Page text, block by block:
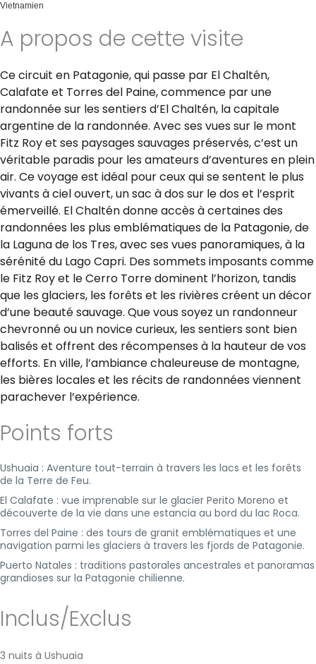
Vietnamien
A propos de cette visite
Ce circuit en Patagonie, qui passe par El Chaltén,
Calafate et Torres del Paine, commence par une
randonnée sur les sentiers d’El Chaltén, la capitale
argentine de la randonnée. Avec ses vues sur le mont
Fitz Roy et ses paysages sauvages préservés, c’est un
véritable paradis pour les amateurs d’aventures en plein
air. Ce voyage est idéal pour ceux qui se sentent le plus
vivants à ciel ouvert, un sac à dos sur le dos et l’esprit
émerveillé. El Chaltén donne accès à certaines des
randonnées les plus emblématiques de la Patagonie, de
la Laguna de los Tres, avec ses vues panoramiques, à la
sérénité du Lago Capri. Des sommets imposants comme
le Fitz Roy et le Cerro Torre dominent l’horizon, tandis
que les glaciers, les forêts et les rivières créent un décor
d’une beauté sauvage. Que vous soyez un randonneur
chevronné ou un novice curieux, les sentiers sont bien
balisés et offrent des récompenses à la hauteur de vos
efforts. En ville, l’ambiance chaleureuse de montagne,
les bières locales et les récits de randonnées viennent
parachever l’expérience.
Points forts
Ushuaia : Aventure tout-terrain à travers les lacs et les forêts
de la Terre de Feu.
El Calafate : vue imprenable sur le glacier Perito Moreno et
découverte de la vie dans une estancia au bord du lac Roca.
Torres del Paine : des tours de granit emblématiques et une
navigation parmi les glaciers à travers les fjords de Patagonie.
Puerto Natales : traditions pastorales ancestrales et panoramas
grandioses sur la Patagonie chilienne.
Inclus/Exclus
3 nuits à Ushuaia